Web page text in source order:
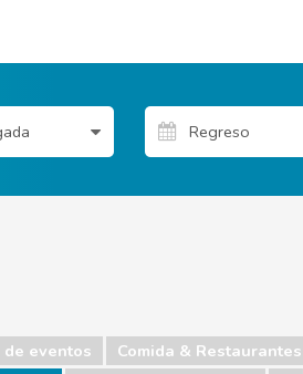
eventos Comida & Restaurantes